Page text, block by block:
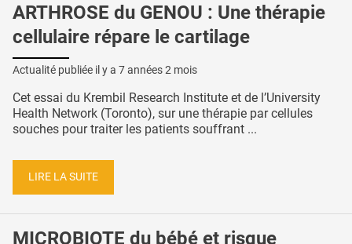
ARTHROSE du GENOU : Une thérapie
cellulaire répare le cartilage
Actualité publiée il y a 7 années 2 mois
Cet essai du Krembil Research Institute et de l’University
Health Network (Toronto), sur une thérapie par cellules
souches pour traiter les patients souffrant ...
LIRE LA SUITE
MICROBIOTE du bébé et risque